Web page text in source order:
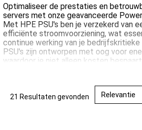
Optimaliseer de prestaties en
servers met onze geavanceerde
Met HPE PSU's ben je verzekerd van
efficiënte stroomvoorziening, wat
continue werking van je bedrijfskritieke
PSU's zijn ontworpen met oog voor
waardoor je niet alleen kosten
ecologische voetafdruk verkleint.
serverinfrastructuur aanpassen aan je
en de uptime maximaliseren.
21 Resultaten gevonden